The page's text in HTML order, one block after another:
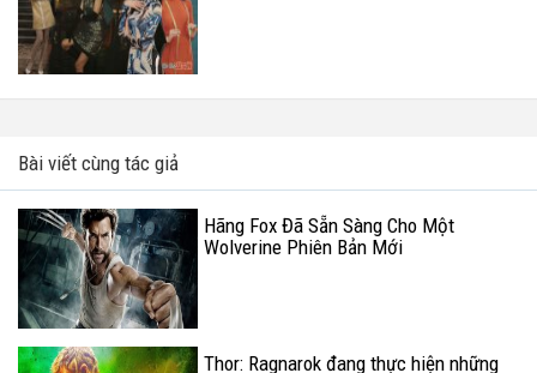
Bài viết cùng tác giả
Hãng Fox Đã Sẵn Sàng Cho Một
Wolverine Phiên Bản Mới
Thor: Ragnarok đang thực hiện những